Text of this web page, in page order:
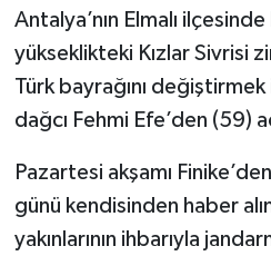
Antalya’nın Elmalı
yükseklikteki Kızlar Sivrisi
Türk bayrağını
dağcı Fehmi Efe’den (59)
Pazartesi akşamı
günü kendisinden haber
yakınlarının ihbarıyla